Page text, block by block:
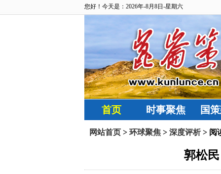
您好！今天是：2026年-8月8日-星期六
首页 时事聚焦 国
网站首页 > 环球聚焦 > 深度评析> 阅
郭松